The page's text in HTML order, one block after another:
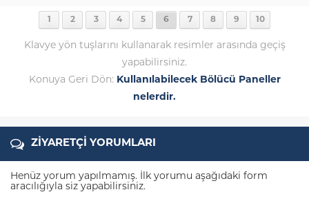
1 2 3 4 5 6 7 8 9 10
Klavye yön tuşlarını kullanarak resimler arasında geçiş
yapabilirsiniz.
Konuya Geri Dön: Kullanılabilecek Bölücü Paneller
nelerdir.
ZİYARETÇİ YORUMLARI
Henüz yorum yapılmamış. İlk yorumu aşağıdaki form
aracılığıyla siz yapabilirsiniz.